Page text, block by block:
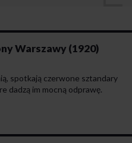
Warszawy (1920)
spotkają czerwone sztandary
dadzą im mocną odprawę.